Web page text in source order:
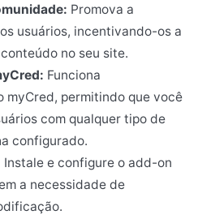
Promova a
usuários, incentivando-os a
no seu site.
Funciona
myCred, permitindo que você
com qualquer tipo de
configurado.
Instale e configure o add-on
a necessidade de